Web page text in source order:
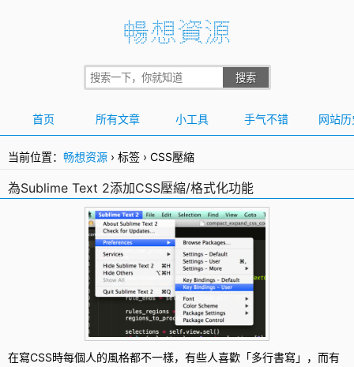
首页 所有文章 小工具 手气不错 网站历
当前位置： 畅想资源 › 标签 › CSS壓縮
為Sublime Text 2添加CSS壓縮/格式化功能
在寫CSS時每個人的風格都不一樣，有些人喜歡「多行書寫」，而有